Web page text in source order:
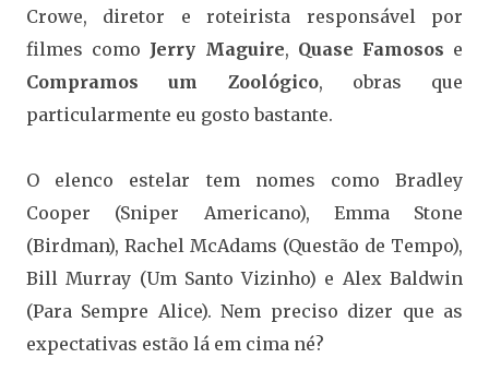
Crowe, diretor e roteirista responsável por
filmes como Jerry Maguire, Quase Famosos e
Compramos um Zoológico, obras que
particularmente eu gosto bastante.
O elenco estelar tem nomes como Bradley
Cooper (Sniper Americano), Emma Stone
(Birdman), Rachel McAdams (Questão de Tempo),
Bill Murray (Um Santo Vizinho) e Alex Baldwin
(Para Sempre Alice). Nem preciso dizer que as
expectativas estão lá em cima né?